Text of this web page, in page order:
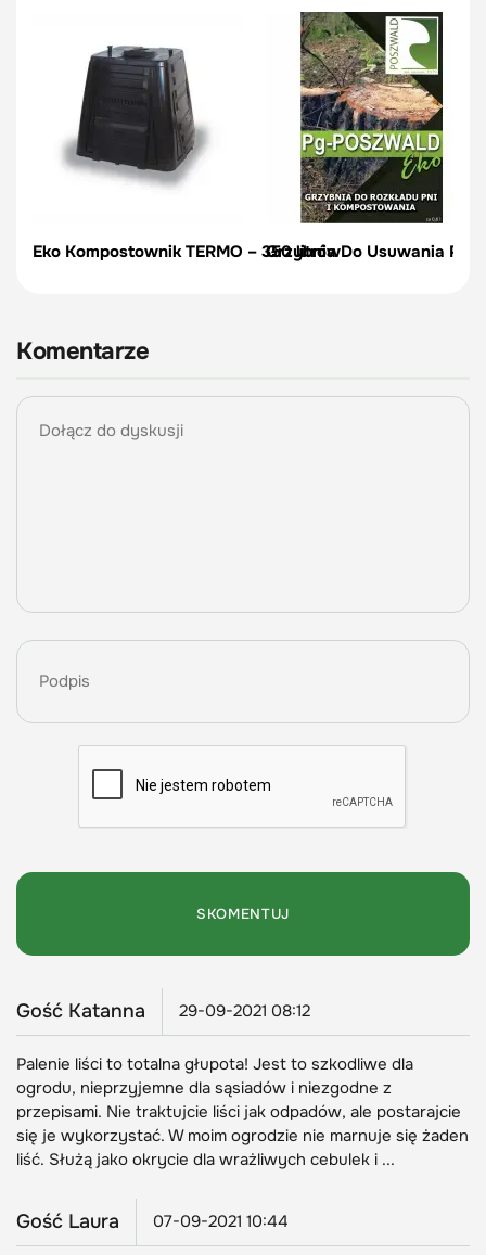
Eko Kompostownik TERMO – 350 litrówGrzybnia Do Usuwania Pni
Komentarze
Gość Katanna 29-09-2021 08:12
Palenie liści to totalna głupota! Jest to szkodliwe dla
ogrodu, nieprzyjemne dla sąsiadów i niezgodne z
przepisami. Nie traktujcie liści jak odpadów, ale postarajcie
się je wykorzystać. W moim ogrodzie nie marnuje się żaden
liść. Służą jako okrycie dla wrażliwych cebulek i ...
Gość Laura 07-09-2021 10:44